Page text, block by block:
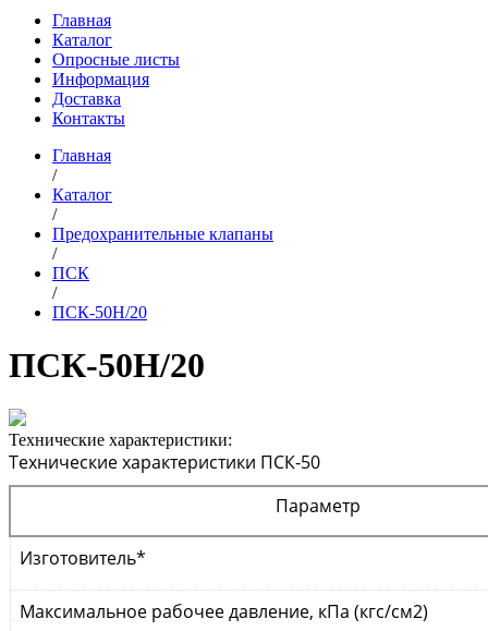
Главная
Каталог
Опросные листы
Информация
Доставка
Контакты
Главная
/
Каталог
/
Предохранительные клапаны
/
ПСК
/
ПСК-50Н/20
ПСК-50Н/20
Технические характеристики:
Технические характеристики ПСК-50
Параметр
Изготовитель*
Максимальное рабочее давление, кПа (кгс/см2)